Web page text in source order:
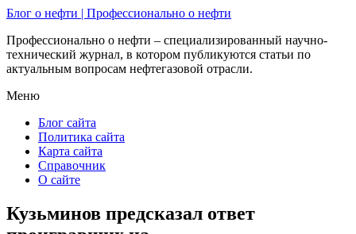
Блог о нефти | Профессионально о нефти
Профессионально о нефти – специализированный научно-
технический журнал, в котором публикуются статьи по
актуальным вопросам нефтегазовой отрасли.
Меню
Блог сайта
Политика сайта
Карта сайта
Справочник
О сайте
Кузьминов предсказал ответ